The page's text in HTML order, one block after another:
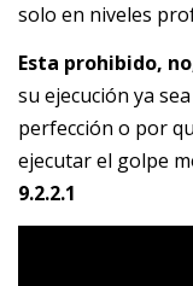
solo en niveles
Esta prohibido,
su ejecución ya
perfección o por
ejecutar el golpe
9.2.2.1